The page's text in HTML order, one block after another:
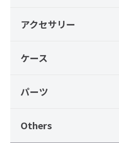
アクセサリー
ケース
パーツ
Others